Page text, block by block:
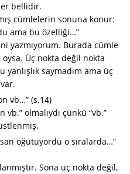
bellidir.
cümlelerin sonuna konur:
ama bu özelliği…”
yazmıyorum. Burada cümle
Üç nokta değil nokta
saymadım ama üç
vb…” (s.14)
olmalıydı çünkü “vb.”
öğütüyordu o sıralarda…”
Sona üç nokta değil,